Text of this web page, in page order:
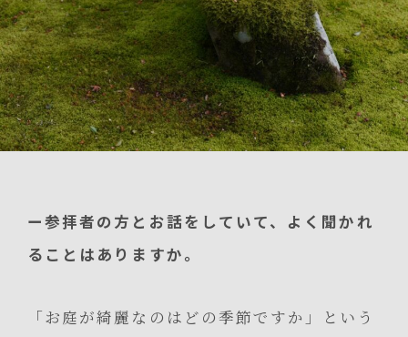
ー参拝者の方とお話をしていて、よく聞かれ
ることはありますか。
「お庭が綺麗なのはどの季節ですか」という